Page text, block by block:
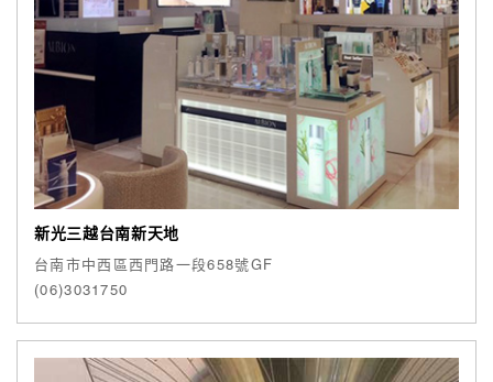
新光三越台南新天地
台南市中西區西門路一段658號GF
(06)3031750